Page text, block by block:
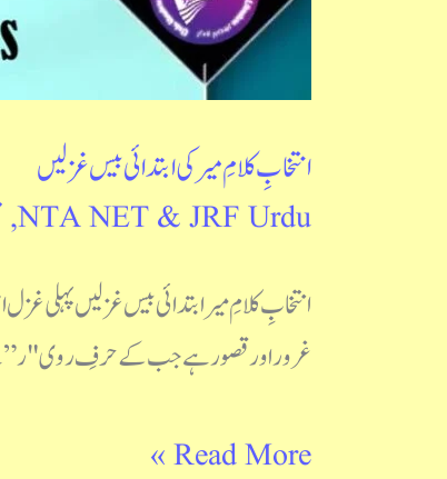
انتخابِ کلامِ میر کی ابتدائی بیس غزلیں
NTA NET & JRF Urdu
,
انتخابِ کلامِ میر ابتدائی بیس غزلیں پہلی
غرور اور قصور ہے جب کے حرفِ روی "ر”
Read More »